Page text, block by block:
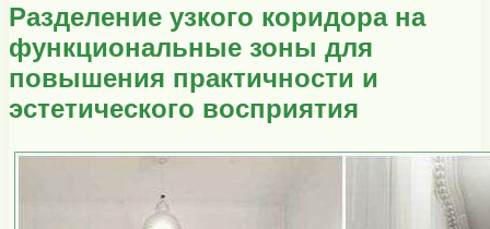
Разделение узкого коридора на
функциональные зоны для
повышения практичности и
эстетического восприятия